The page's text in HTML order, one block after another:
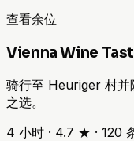
查看余位
Vienna Wine
骑行至 Heuriger 村
之选。
4 小时 · 4.7 ★ · 120